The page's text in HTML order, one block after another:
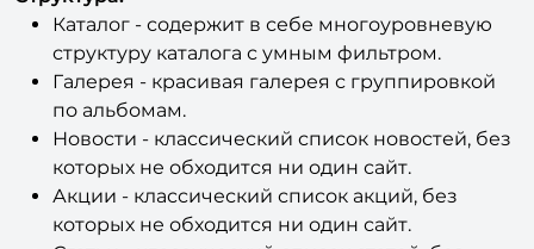
Структура:
Каталог - содержит в себе многоуровневую
структуру каталога с умным фильтром.
Галерея - красивая галерея с группировкой
по альбомам.
Новости - классический список новостей, без
которых не обходится ни один сайт.
Акции - классический список акций, без